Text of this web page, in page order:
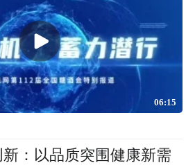
06:15
：以品质突围健康新需